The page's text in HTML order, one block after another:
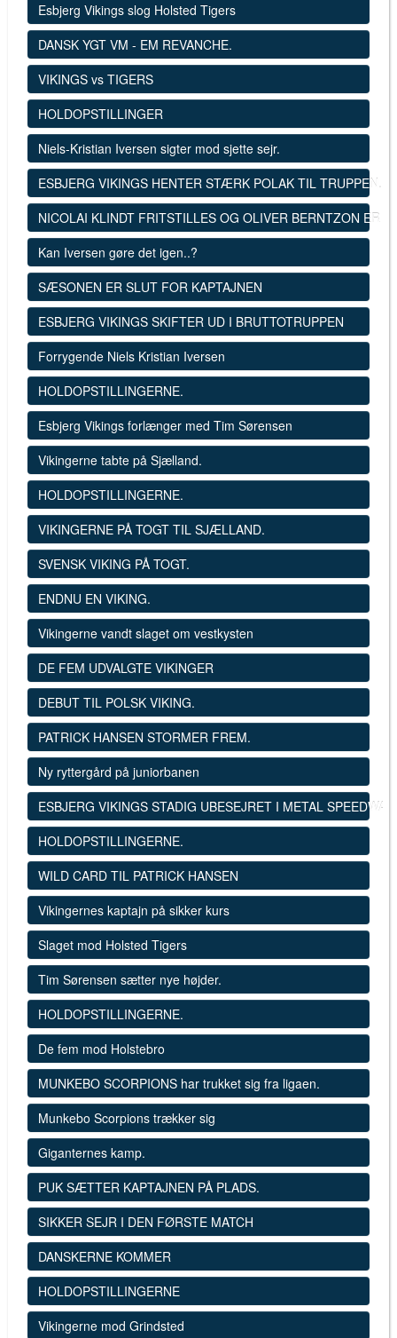
Esbjerg Vikings slog Holsted Tigers
DANSK YGT VM - EM REVANCHE.
VIKINGS vs TIGERS
HOLDOPSTILLINGER
Niels-Kristian Iversen sigter mod sjette sejr.
ESBJERG VIKINGS HENTER STÆRK POLAK TIL TRUPPEN.
NICOLAI KLINDT FRITSTILLES OG OLIVER BERNTZON ER
Kan Iversen gøre det igen..?
SÆSONEN ER SLUT FOR KAPTAJNEN
ESBJERG VIKINGS SKIFTER UD I BRUTTOTRUPPEN
Forrygende Niels Kristian Iversen
HOLDOPSTILLINGERNE.
Esbjerg Vikings forlænger med Tim Sørensen
Vikingerne tabte på Sjælland.
HOLDOPSTILLINGERNE.
VIKINGERNE PÅ TOGT TIL SJÆLLAND.
SVENSK VIKING PÅ TOGT.
ENDNU EN VIKING.
Vikingerne vandt slaget om vestkysten
DE FEM UDVALGTE VIKINGER
DEBUT TIL POLSK VIKING.
PATRICK HANSEN STORMER FREM.
Ny ryttergård på juniorbanen
ESBJERG VIKINGS STADIG UBESEJRET I METAL
HOLDOPSTILLINGERNE.
WILD CARD TIL PATRICK HANSEN
Vikingernes kaptajn på sikker kurs
Slaget mod Holsted Tigers
Tim Sørensen sætter nye højder.
HOLDOPSTILLINGERNE.
De fem mod Holstebro
MUNKEBO SCORPIONS har trukket sig fra ligaen.
Munkebo Scorpions trækker sig
Giganternes kamp.
PUK SÆTTER KAPTAJNEN PÅ PLADS.
SIKKER SEJR I DEN FØRSTE MATCH
DANSKERNE KOMMER
HOLDOPSTILLINGERNE
Vikingerne mod Grindsted